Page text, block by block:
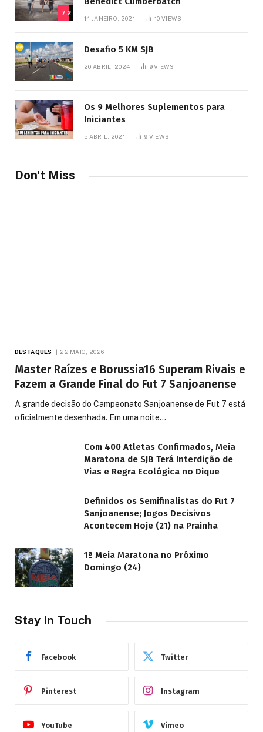
7.2
14 JANEIRO, 2021 10VIEWS
Desafio 5 KM SJB
20 ABRIL, 2024 9VIEWS
Os 9 Melhores Suplementos para
Iniciantes
5 ABRIL, 2021 9 VIEWS
Don't Miss
DESTAQUES 22 MAIO, 2026
Master Raízes e Borussia16 Superam Rivais e
Fazem a Grande Final do Fut 7 Sanjoanense
A grande decisão do Campeonato Sanjoanense de Fut 7 está
oficialmente desenhada. Em uma noite…
Com 400 Atletas Confirmados, Meia
Maratona de SJB Terá Interdição de
Vias e Regra Ecológica no Dique
Definidos os Semifinalistas do Fut 7
Sanjoanense; Jogos Decisivos
Acontecem Hoje (21) na Prainha
1ª Meia Maratona no Próximo
Domingo (24)
Stay In Touch
Facebook Twitter
Pinterest Instagram
YouTube Vimeo